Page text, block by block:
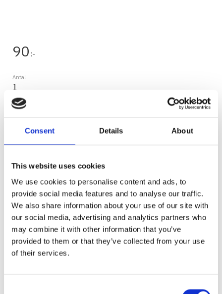
Consent Details About
This website uses cookies
We use cookies to personalise content and ads, to
provide social media features and to analyse our traffic.
We also share information about your use of our site with
our social media, advertising and analytics partners who
may combine it with other information that you’ve
provided to them or that they’ve collected from your use
of their services.
90 :-
Antal
Lagerstatus
Ge ett omdöme!
Wisdom Magnetisk Laddkabel, OBS Passar endast
till Wisdom 4